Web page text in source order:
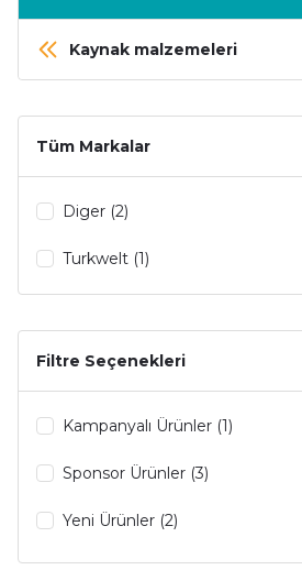
Kaynak malzemeleri
Tüm Markalar
Diger (2)
Turkwelt (1)
Filtre Seçenekleri
Kampanyalı Ürünler (1)
Sponsor Ürünler (3)
Yeni Ürünler (2)
İndirimli Ürünler (3)